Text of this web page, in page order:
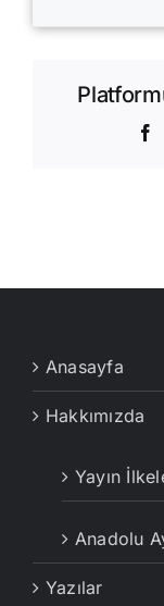
Anasayfa
Hakkımızda
Yayın
Anadolu
Yazılar